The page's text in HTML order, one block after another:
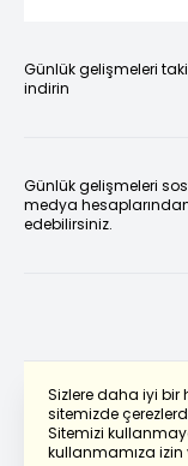
Sizlere daha iyi bir
sitemizde
Sitemizi
kullanmamıza
Günlük gelişmeleri
indirin
Günlük gelişmeleri
medya
edebilirsiniz.
Powered